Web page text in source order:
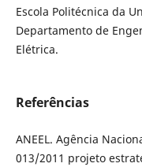
Escola Politécnica da
Departamento de
Elétrica.
Referências
ANEEL. Agência
013/2011 projeto